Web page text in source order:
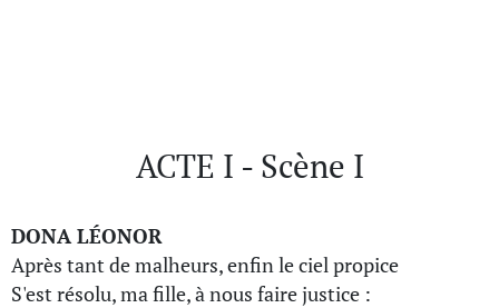
ACTE I - Scène I
DONA LÉONOR
Après tant de malheurs, enfin le ciel propice
S'est résolu, ma fille, à nous faire justice :